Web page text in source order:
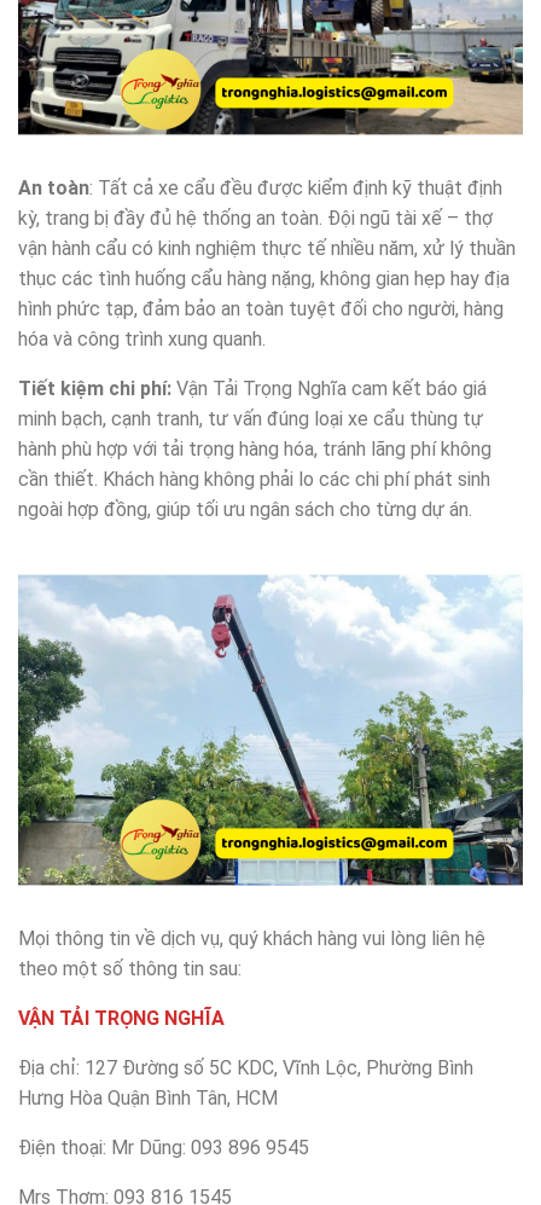
An toàn: Tất cả xe cẩu đều được kiểm định kỹ thuật định
kỳ, trang bị đầy đủ hệ thống an toàn. Đội ngũ tài xế – thợ
vận hành cẩu có kinh nghiệm thực tế nhiều năm, xử lý thuần
thục các tình huống cẩu hàng nặng, không gian hẹp hay địa
hình phức tạp, đảm bảo an toàn tuyệt đối cho người, hàng
hóa và công trình xung quanh.
Tiết kiệm chi phí: Vận Tải Trọng Nghĩa cam kết báo giá
minh bạch, cạnh tranh, tư vấn đúng loại xe cẩu thùng tự
hành phù hợp với tải trọng hàng hóa, tránh lãng phí không
cần thiết. Khách hàng không phải lo các chi phí phát sinh
ngoài hợp đồng, giúp tối ưu ngân sách cho từng dự án.
Mọi thông tin về dịch vụ, quý khách hàng vui lòng liên hệ
theo một số thông tin sau:
VẬN TẢI TRỌNG NGHĨA
Địa chỉ: 127 Đường số 5C KDC, Vĩnh Lộc, Phường Bình
Hưng Hòa Quận Bình Tân, HCM
Điện thoại: Mr Dũng: 093 896 9545
Mrs Thơm: 093 816 1545